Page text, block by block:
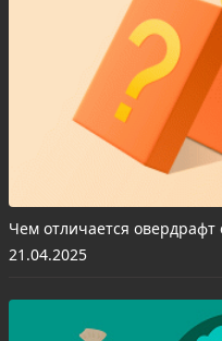
Чем отличается овердрафт
21.04.2025